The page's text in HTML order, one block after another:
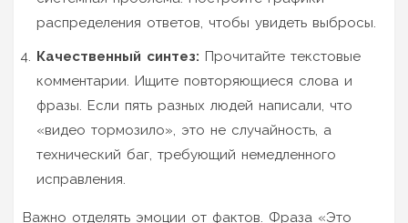
распределения ответов, чтобы увидеть выбросы.
Качественный синтез: Прочитайте текстовые
комментарии. Ищите повторяющиеся слова и
фразы. Если пять разных людей написали, что
«видео тормозило», это не случайность, а
технический баг, требующий немедленного
исправления.
Важно отделять эмоции от фактов. Фраза «Это